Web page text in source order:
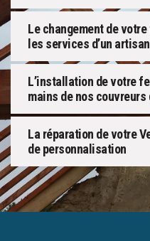
Le changement de
les services d’un
L’installation de votre
mains de nos
La réparation de votre
de personnalisation